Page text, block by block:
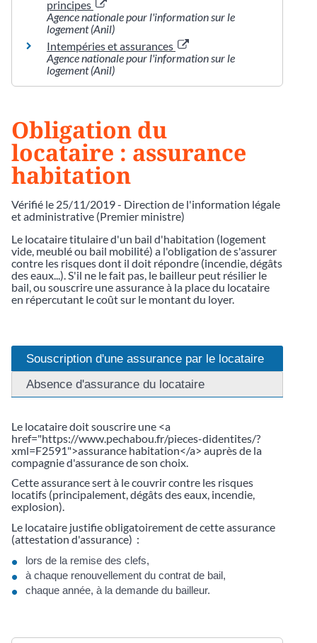
principes
Agence nationale pour l'information sur le
logement (Anil)
Intempéries et assurances
Agence nationale pour l'information sur le
logement (Anil)
Obligation du
locataire : assurance
habitation
Vérifié le 25/11/2019 - Direction de l'information légale
et administrative (Premier ministre)
Le locataire titulaire d'un bail d'habitation (logement
vide, meublé ou bail mobilité) a l'obligation de s'assurer
contre les risques dont il doit répondre (incendie, dégâts
des eaux...). S'il ne le fait pas, le bailleur peut résilier le
bail, ou souscrire une assurance à la place du locataire
en répercutant le coût sur le montant du loyer.
Souscription d'une assurance par le locataire
Absence d'assurance du locataire
Le locataire doit souscrire une <a
href="https://www.pechabou.fr/pieces-didentites/?
xml=F2591">assurance habitation</a> auprès de la
compagnie d'assurance de son choix.
Cette assurance sert à le couvrir contre les risques
locatifs (principalement, dégâts des eaux, incendie,
explosion).
Le locataire justifie obligatoirement de cette assurance
(attestation d'assurance) :
lors de la remise des clefs,
à chaque renouvellement du contrat de bail,
chaque année, à la demande du bailleur.